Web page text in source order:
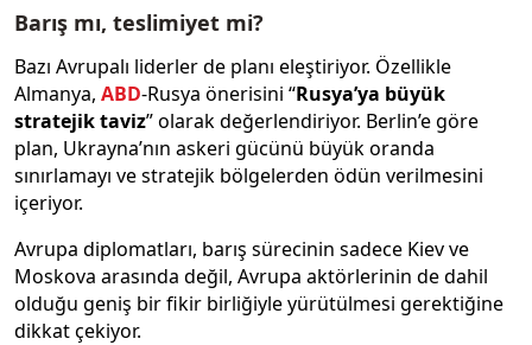
Barış mı, teslimiyet mi?
Bazı Avrupalı liderler de planı eleştiriyor. Özellikle
Almanya, ABD-Rusya önerisini “Rusya’ya büyük
stratejik taviz” olarak değerlendiriyor. Berlin’e göre
plan, Ukrayna’nın askeri gücünü büyük oranda
sınırlamayı ve stratejik bölgelerden ödün verilmesini
içeriyor.
Avrupa diplomatları, barış sürecinin sadece Kiev ve
Moskova arasında değil, Avrupa aktörlerinin de dahil
olduğu geniş bir fikir birliğiyle yürütülmesi gerektiğine
dikkat çekiyor.